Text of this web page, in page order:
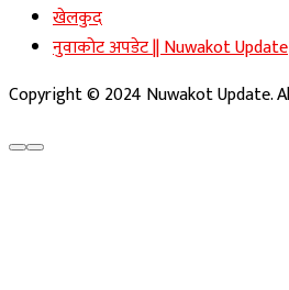
खेलकुद
नुवाकोट अपडेट || Nuwakot Update
Copyright © 2024 Nuwakot Update.